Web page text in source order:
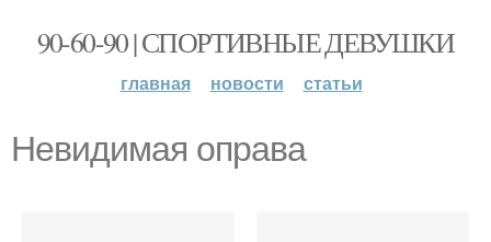
90-60-90 | СПОРТИВНЫЕ ДЕВУШКИ
главная новости статьи
Невидимая оправа